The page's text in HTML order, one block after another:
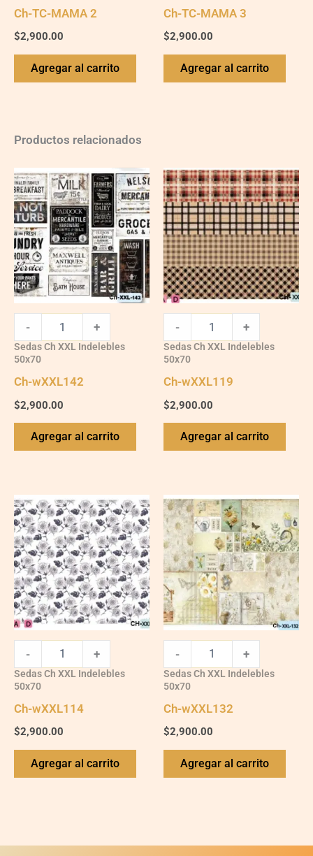
Ch-TC-MAMA 2
$2,900.00
Agregar al carrito
Ch-TC-MAMA 3
$2,900.00
Agregar al carrito
Productos relacionados
Ch-
wXXL142
quantity
- +
Sedas Ch XXL Indelebles
50x70
Ch-wXXL142
$2,900.00
Agregar al carrito
Ch-
wXXL119
quantity
- +
Sedas Ch XXL Indelebles
50x70
Ch-wXXL119
$2,900.00
Agregar al carrito
Ch-
wXXL114
quantity
- +
Sedas Ch XXL Indelebles
50x70
Ch-wXXL114
$2,900.00
Agregar al carrito
Ch-
wXXL132
quantity
- +
Sedas Ch XXL Indelebles
50x70
Ch-wXXL132
$2,900.00
Agregar al carrito